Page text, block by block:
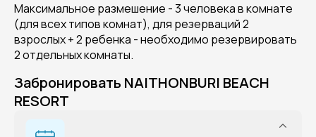
Максимальное размешение - 3 человека в комнате
(для всех типов комнат), для резерваций 2
взрослых + 2 ребенка - необходимо резервировать
2 отдельных комнаты.
Забронировать NAITHONBURI BEACH
RESORT